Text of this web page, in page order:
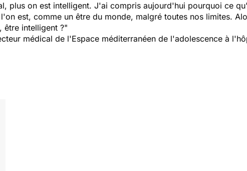
plus on est intelligent. J'ai compris aujourd'hui pourquoi ce
est, comme un être du monde, malgré toutes nos limites.
être intelligent ?"
médical de l'Espace méditerranéen de l'adolescence à